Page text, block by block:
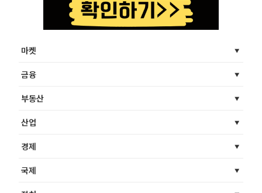
마켓
금융
부동산
산업
경제
국제